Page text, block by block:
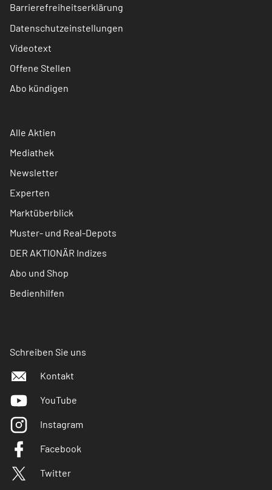
Barrierefreiheitserklärung
Datenschutzeinstellungen
Videotext
Offene Stellen
Abo kündigen
Alle Aktien
Mediathek
Newsletter
Experten
Marktüberblick
Muster- und Real-Depots
DER AKTIONÄR Indizes
Abo und Shop
Bedienhilfen
Schreiben Sie uns
Kontakt
YouTube
Instagram
Facebook
Twitter